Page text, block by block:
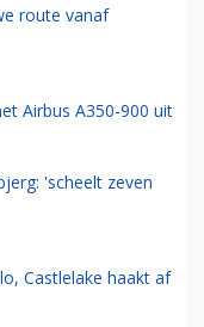
route vanaf
Airbus A350-900 uit
'scheelt zeven
Castlelake haakt af